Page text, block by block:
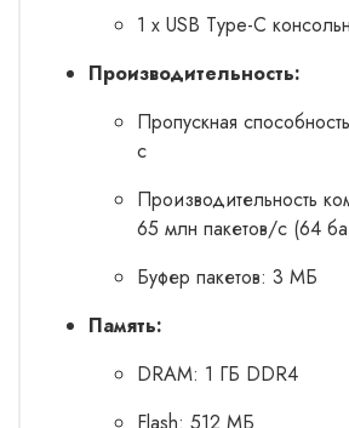
1 x USB Type-C
Производительность:
Пропускная
с
Производительность
65 млн пакетов/с (64
Буфер пакетов: 3 МБ
Память:
DRAM: 1 ГБ DDR4